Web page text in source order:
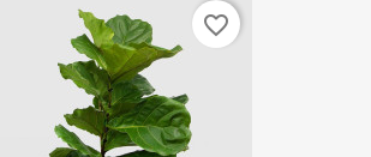
favorite_border